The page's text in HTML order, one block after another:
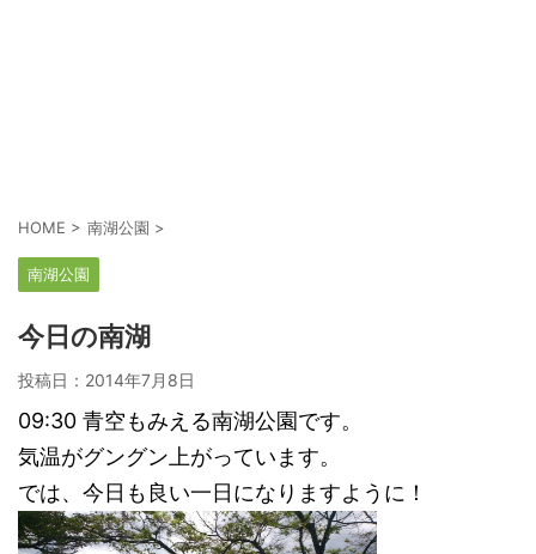
HOME > 南湖公園 >
南湖公園
今日の南湖
投稿日： 2014年7月8日
09:30 青空もみえる南湖公園です。
気温がグングン上がっています。
では、今日も良い一日になりますように！